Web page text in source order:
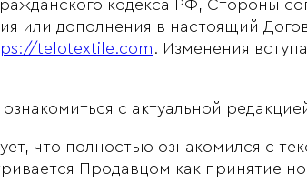
кодекса РФ, Стороны
или дополнения в настоящий
telotextile.com . Изменения
с актуальной
что полностью ознакомился с
Продавцом как принятие